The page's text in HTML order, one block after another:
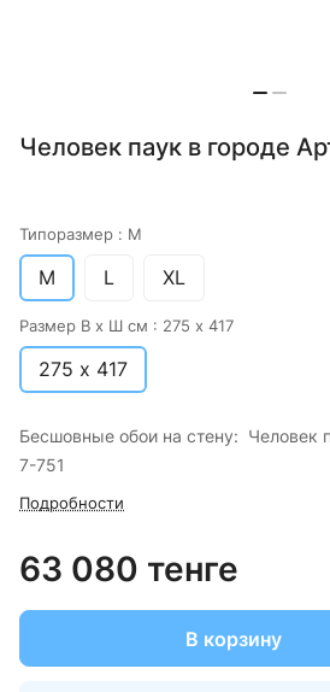
Человек паук в городе
Типоразмер : M
M L XL
Размер В х Ш см : 275 х 417
275 х 417
Бесшовные обои на стену: Человек
7-751
Подробности
63 080 тенге
В корзину